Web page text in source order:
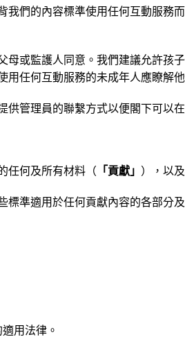
我們的內容標準使用任何互動服務
母或監護人同意。我們建議允許孩
任何互動服務的未成年人應瞭解
管理員的聯繫方式以便閣下可以
任何及所有材料（ 「貢獻」 ），以
準適用於任何貢獻內容的各部分及
用法律。